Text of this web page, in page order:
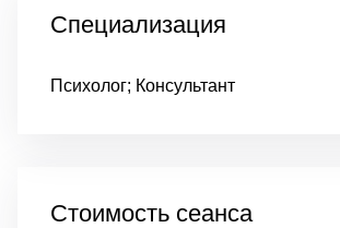
Специализация
Психолог; Консультант
Стоимость сеанса